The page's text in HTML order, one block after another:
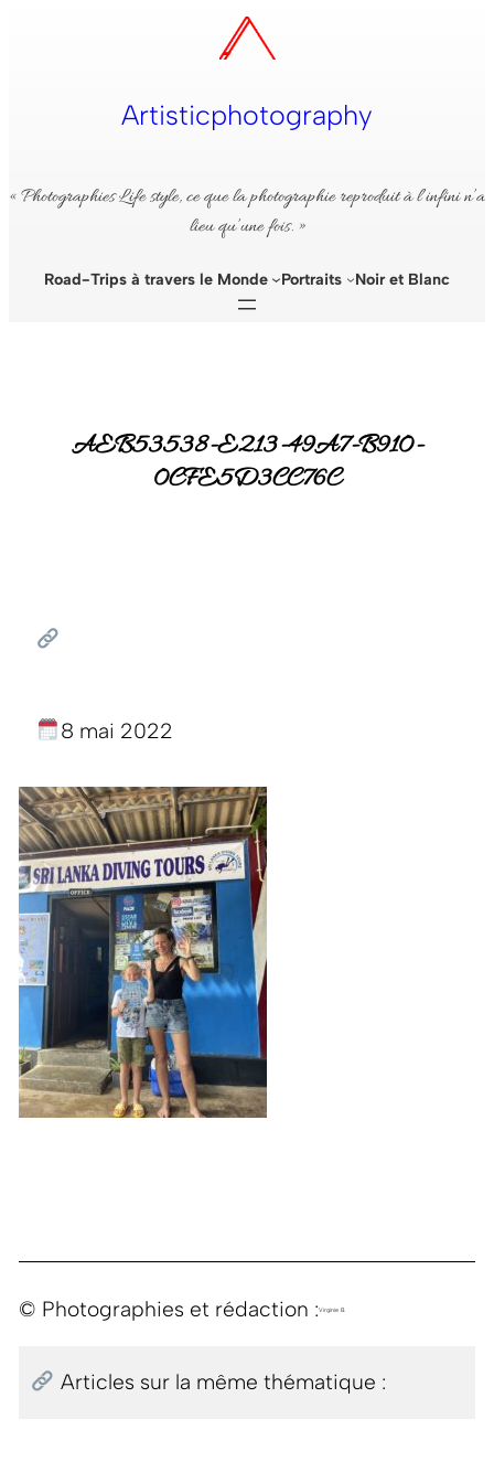
Artisticphotography
« Photographies Life style, ce que la photographie reproduit à l’infini n’a
lieu qu’une fois. »
Road-Trips à travers le Monde Portraits Noir et Blanc
AEB53538-E213-49A7-B910-
0CFE5D3CC76C
8 mai 2022
© Photographies et rédaction :Virginie B.
Articles sur la même thématique :